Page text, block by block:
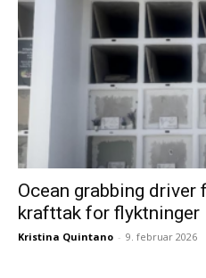
Ocean grabbing driver
krafttak for flyktninger
Kristina Quintano - 9. februar 2026